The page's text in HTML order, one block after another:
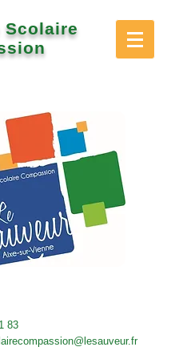
Scolaire
83